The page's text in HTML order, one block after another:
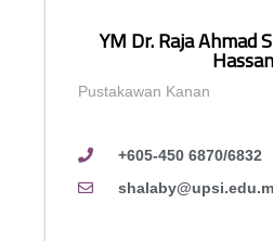
YM Dr. Raja Ahmad
Hassan
Pustakawan Kanan
+605-450 6870/6832